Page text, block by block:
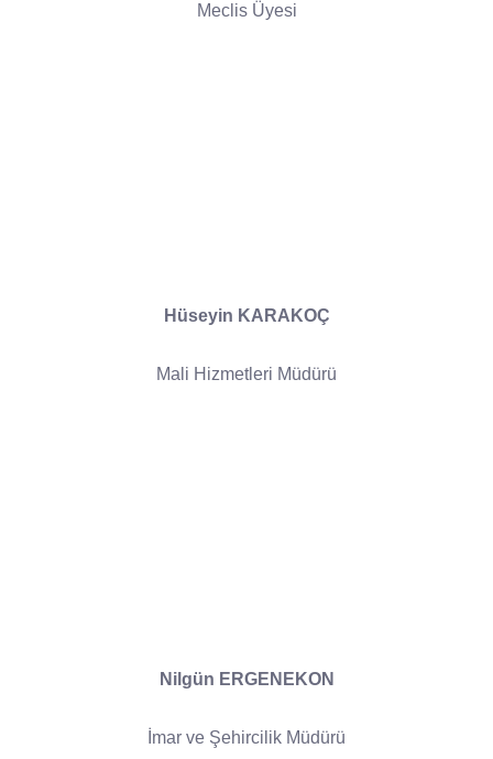
Meclis Üyesi
Hüseyin KARAKOÇ
Mali Hizmetleri Müdürü
Nilgün ERGENEKON
İmar ve Şehircilik Müdürü